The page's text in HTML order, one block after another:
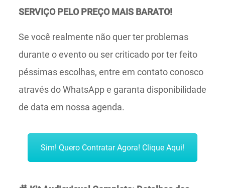
SERVIÇO PELO PREÇO MAIS BARATO!
Se você realmente não quer ter problemas
durante o evento ou ser criticado por ter feito
péssimas escolhas, entre em contato conosco
através do WhatsApp e garanta disponibilidade
de data em nossa agenda.
Sim! Quero Contratar Agora! Clique Aqui!